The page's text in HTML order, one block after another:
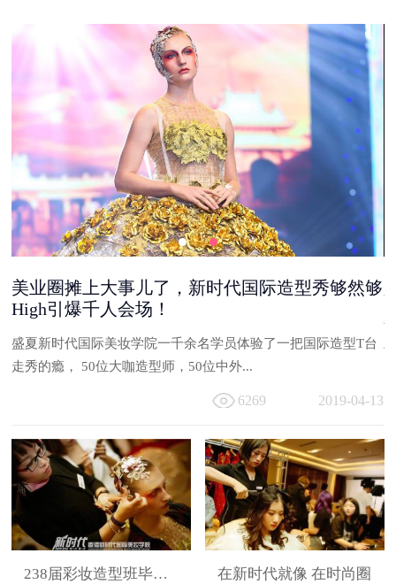
美业圈摊上大事儿了，新时代国际造型秀够然够
High引爆千人会场！
盛夏新时代国际美妆学院一千余名学员体验了一把国际造型T台
走秀的瘾， 50位大咖造型师，50位中外...
6269 2019-04-13
238届彩妆造型班毕业展 在新时代就像 在时尚圈